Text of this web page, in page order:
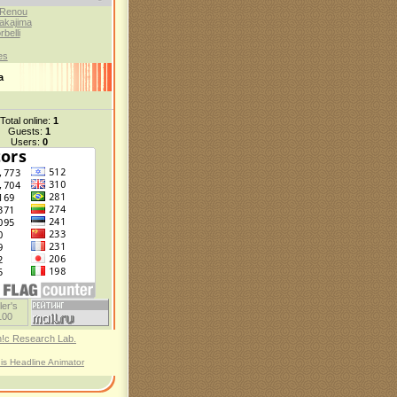
Total online: 1
Guests: 1
Users: 0
Headline Animator